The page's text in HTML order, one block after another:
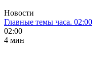
Новости
Главные темы часа. 02:00
02:00
4 мин